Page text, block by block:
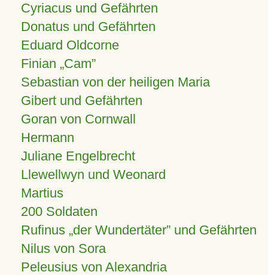
Cyriacus und Gefährten
Donatus und Gefährten
Eduard Oldcorne
Finian Cam
Sebastian von der heiligen Maria
Gibert und Gefährten
Goran von Cornwall
Hermann
Juliane Engelbrecht
Llewellwyn und Weonard
Martius
200 Soldaten
Rufinus „der Wundertäter” und Gefährten
Nilus von Sora
Peleusius von Alexandria